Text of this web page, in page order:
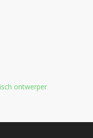
ontwerper